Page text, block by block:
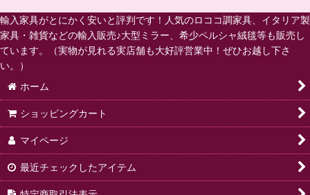
輸入家具がとにかく安いと評判です！人気のロココ調家具、イタリア製
家具・雑貨などの輸入販売♪大型ミラー、希少ペルシャ絨毯等も販売し
ています。（実物が見れる実店舗も大好評営業中！ぜひお越し下さ
い。）
ホーム
ショッピングカート
マイページ
最近チェックしたアイテム